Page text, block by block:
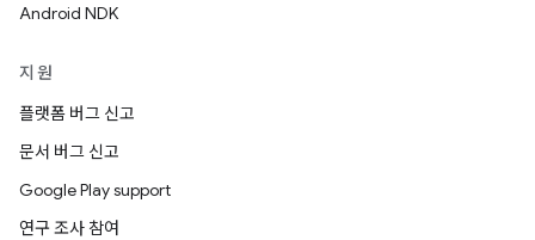
Android NDK
지원
플랫폼 버그 신고
문서 버그 신고
Google Play support
연구 조사 참여